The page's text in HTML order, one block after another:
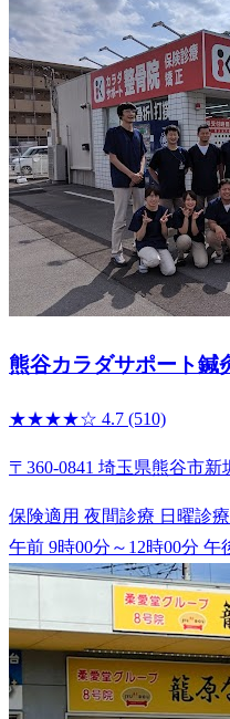
熊谷カラダサポート鍼
★★★★☆ 4.7 (510)
〒360-0841 埼玉県熊谷市新
保険適用 夜間診療 日曜診療
午前 9時00分～12時00分 午